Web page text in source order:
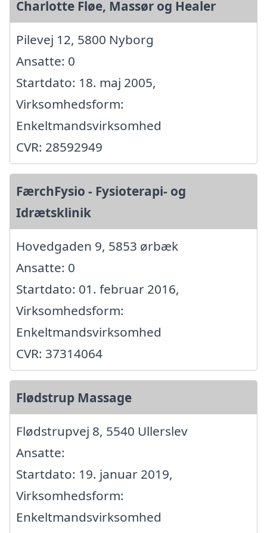
Charlotte Fløe, Massør og Healer
Pilevej 12, 5800 Nyborg
Ansatte: 0
Startdato: 18. maj 2005,
Virksomhedsform:
Enkeltmandsvirksomhed
CVR: 28592949
FærchFysio - Fysioterapi- og
Idrætsklinik
Hovedgaden 9, 5853 ørbæk
Ansatte: 0
Startdato: 01. februar 2016,
Virksomhedsform:
Enkeltmandsvirksomhed
CVR: 37314064
Flødstrup Massage
Flødstrupvej 8, 5540 Ullerslev
Ansatte:
Startdato: 19. januar 2019,
Virksomhedsform:
Enkeltmandsvirksomhed